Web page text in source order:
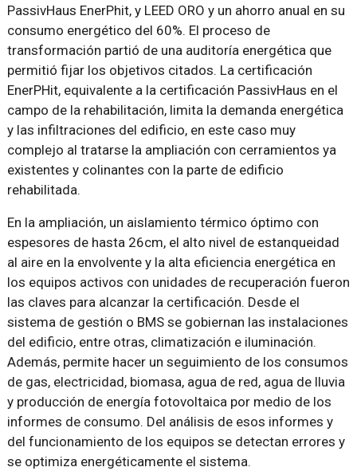
PassivHaus EnerPhit, y LEED ORO y un ahorro anual en su
consumo energético del 60%. El proceso de
transformación partió de una auditoría energética que
permitió fijar los objetivos citados. La certificación
EnerPHit, equivalente a la certificación PassivHaus en el
campo de la rehabilitación, limita la demanda energética
y las infiltraciones del edificio, en este caso muy
complejo al tratarse la ampliación con cerramientos ya
existentes y colinantes con la parte de edificio
rehabilitada.
En la ampliación, un aislamiento térmico óptimo con
espesores de hasta 26cm, el alto nivel de estanqueidad
al aire en la envolvente y la alta eficiencia energética en
los equipos activos con unidades de recuperación fueron
las claves para alcanzar la certificación. Desde el
sistema de gestión o BMS se gobiernan las instalaciones
del edificio, entre otras, climatización e iluminación.
Además, permite hacer un seguimiento de los consumos
de gas, electricidad, biomasa, agua de red, agua de lluvia
y producción de energía fotovoltaica por medio de los
informes de consumo. Del análisis de esos informes y
del funcionamiento de los equipos se detectan errores y
se optimiza energéticamente el sistema.